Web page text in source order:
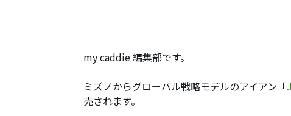
my caddie 編集部です。
ミズノからグローバル戦略モデルのアイアン「
売されます。